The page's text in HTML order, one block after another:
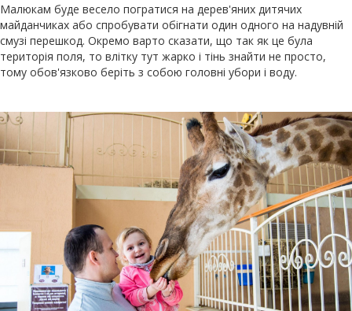
Малюкам буде весело погратися на дерев'яних дитячих
майданчиках або спробувати обігнати один одного на надувній
смузі перешкод. Окремо варто сказати, що так як це була
територія поля, то влітку тут жарко і тінь знайти не просто,
тому обов'язково беріть з собою головні убори і воду.